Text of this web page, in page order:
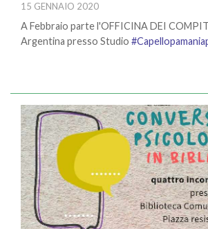
15 GENNAIO 2020
A Febbraio parte l'OFFICINA DEI
Argentina presso Studio